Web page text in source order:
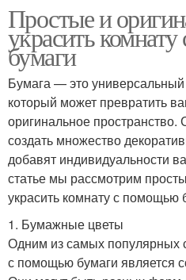
Простые и
украсить
бумаги
Бумага — это
который может превратить
оригинальное
создать множество
добавят индивидуальности
статье мы рассмотрим
украсить комнату с помощью
1. Бумажные цветы
Одним из самых популярных
с помощью бумаги является